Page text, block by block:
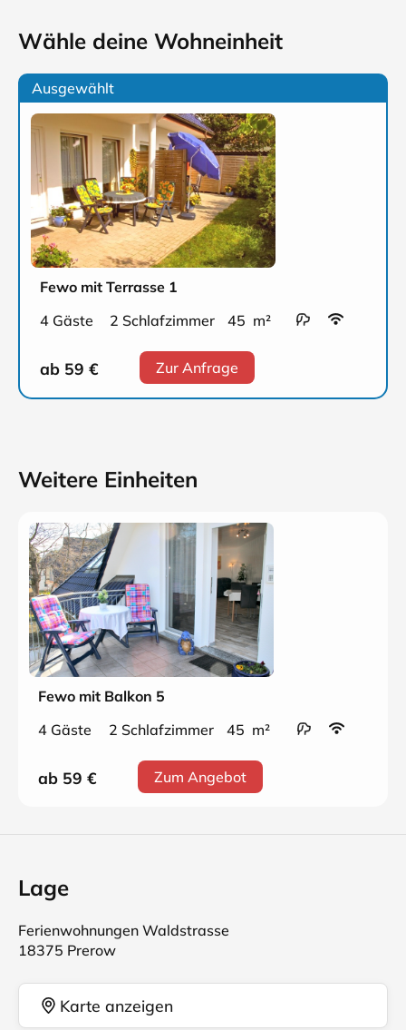
Wähle deine Wohneinheit
Ausgewählt
Fewo mit Terrasse 1
4 Gäste
2 Schlafzimmer 45 m²
ab 59 € Zur Anfrage
Weitere Einheiten
Fewo mit Balkon 5
4 Gäste
2 Schlafzimmer 45 m²
ab 59 € Zum Angebot
Lage
Ferienwohnungen Waldstrasse
18375 Prerow
Karte anzeigen